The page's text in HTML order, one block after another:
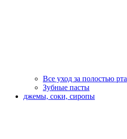
Все уход за полостью рта
Зубные пасты
джемы, соки, сиропы